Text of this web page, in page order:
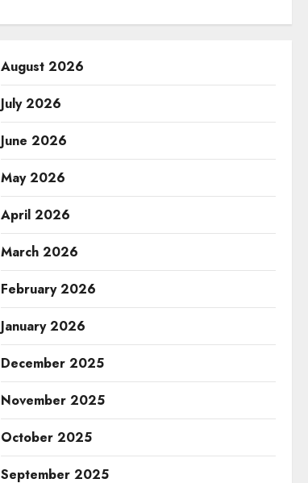
August 2026
July 2026
June 2026
May 2026
April 2026
March 2026
February 2026
January 2026
December 2025
November 2025
October 2025
September 2025